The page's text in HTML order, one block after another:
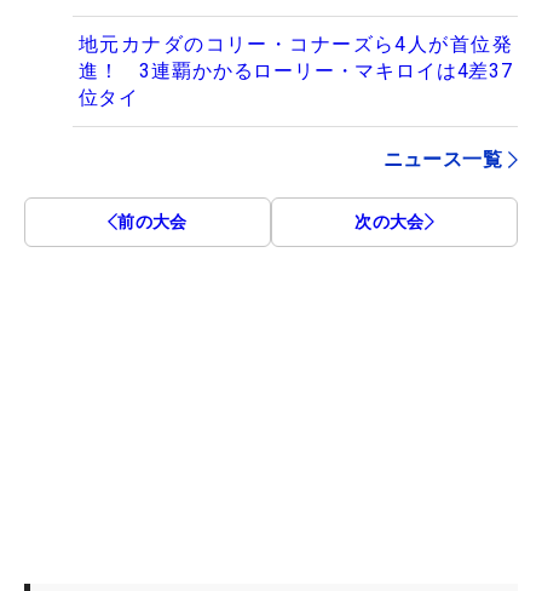
地元カナダのコリー・コナーズら4人が首位発
進！ 3連覇かかるローリー・マキロイは4差37
位タイ
ニュース一覧
前の大会 次の大会